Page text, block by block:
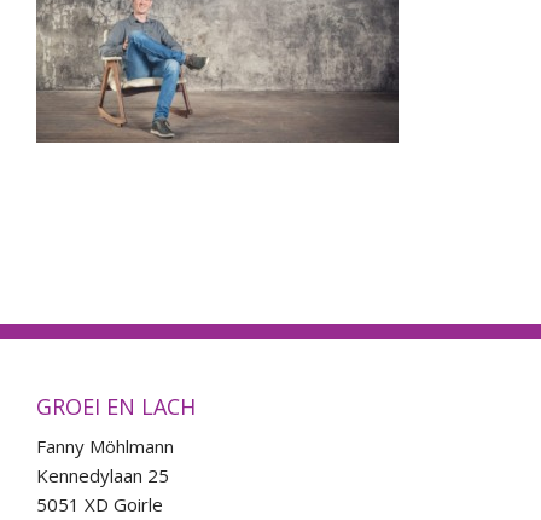
GROEI EN LACH
Fanny Möhlmann
Kennedylaan 25
5051 XD Goirle